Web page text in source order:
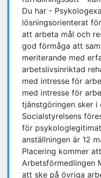
Du har -
lösningsorienterat
att arbeta mål och
god förmåga att
meriterande med
arbetslivsinriktad
med intresse för
med intresse för
tjänstgöringen sker i
Socialstyrelsens
för
anställningen är 12
Placering kommer
Arbetsförmedlingen
att ske på övriga